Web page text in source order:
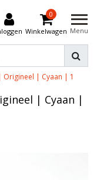
0
Winkelwagen Menu
| Cyaan | 1
| Cyaan |